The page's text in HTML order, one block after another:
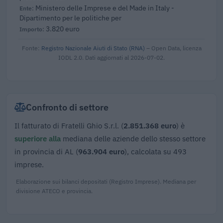
Ministero delle Imprese e del Made in Italy -
Dipartimento per le politiche per
3.820 euro
Fonte: Registro Nazionale Aiuti di Stato (RNA) – Open Data, licenza
IODL 2.0. Dati aggiornati al 2026-07-02.
Confronto di settore
Il fatturato di Fratelli Ghio S.r.l. (2.851.368 euro) è
superiore alla mediana delle aziende dello stesso settore
in provincia di AL (963.904 euro), calcolata su 493
imprese.
Elaborazione sui bilanci depositati (Registro Imprese). Mediana per
divisione ATECO e provincia.